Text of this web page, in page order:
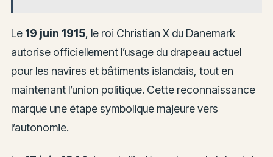
Le 19 juin 1915, le roi Christian X du Danemark
autorise officiellement l’usage du drapeau actuel
pour les navires et bâtiments islandais, tout en
maintenant l’union politique. Cette reconnaissance
marque une étape symbolique majeure vers
l’autonomie.